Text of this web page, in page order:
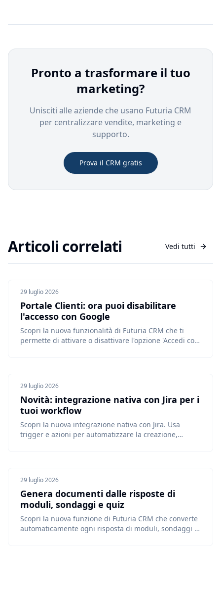
Pronto a trasformare il tuo
marketing?
Unisciti alle aziende che usano Futuria CRM
per centralizzare vendite, marketing e
supporto.
Prova il CRM gratis
Articoli correlati Vedi tutti
29 luglio 2026
Portale Clienti: ora puoi disabilitare
l'accesso con Google
Scopri la nuova funzionalità di Futuria CRM che ti
permette di attivare o disattivare l'opzione 'Accedi con
29 luglio 2026
Novità: integrazione nativa con Jira per i
tuoi workflow
Scopri la nuova integrazione nativa con Jira. Usa
trigger e azioni per automatizzare la creazione,
29 luglio 2026
Genera documenti dalle risposte di
moduli, sondaggi e quiz
Scopri la nuova funzione di Futuria CRM che converte
automaticamente ogni risposta di moduli, sondaggi e